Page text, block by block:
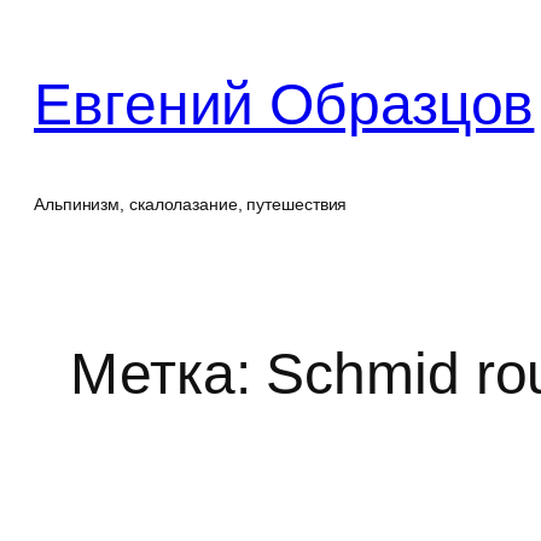
содержимому
Евгений Образцов
Альпинизм, скалолазание, путешествия
Метка: Schmid